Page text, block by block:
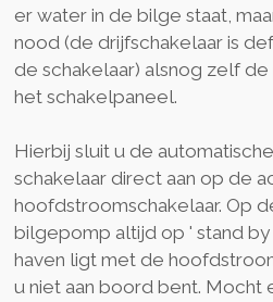
er water in de bilge staat,
nood (de drijfschakelaar is
de schakelaar) alsnog zelf
het schakelpaneel.
Hierbij sluit u de
schakelaar direct aan op de
hoofdstroomschakelaar. Op
bilgepomp altijd op ' stand
haven ligt met de
u niet aan boord bent. Mocht